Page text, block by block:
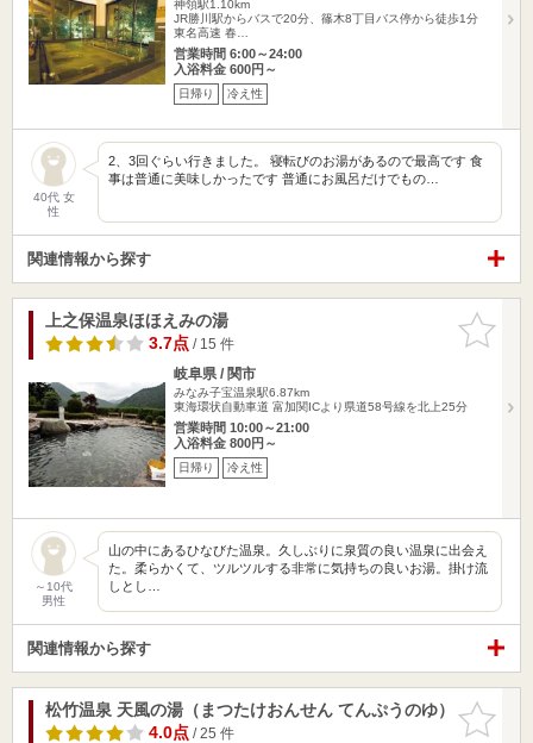
神領駅1.10km
JR勝川駅からバスで20分、篠木8丁目バス停から徒歩1分
東名高速 春…
営業時間 6:00～24:00
入浴料金 600円～
日帰り 冷え性
40代 女
性
2、3回ぐらい行きました。 寝転びのお湯があるので最高です 食
事は普通に美味しかったです 普通にお風呂だけでもの…
関連情報から探す
お気に入
りに追加
上之保温泉ほほえみの湯
3.7点/ 15 件
岐阜県 / 関市
みなみ子宝温泉駅6.87km
東海環状自動車道 富加関ICより県道58号線を北上25分
営業時間 10:00～21:00
入浴料金 800円～
日帰り 冷え性
～10代
男性
山の中にあるひなびた温泉。久しぶりに泉質の良い温泉に出会え
た。柔らかくて、ツルツルする非常に気持ちの良いお湯。掛け流
しとし…
関連情報から探す
お気に入
りに追加
松竹温泉 天風の湯（まつたけおんせん てんぷうのゆ）
4.0点/ 25 件